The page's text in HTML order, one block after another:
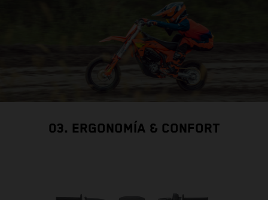
03. ERGONOMÍA & CONFORT